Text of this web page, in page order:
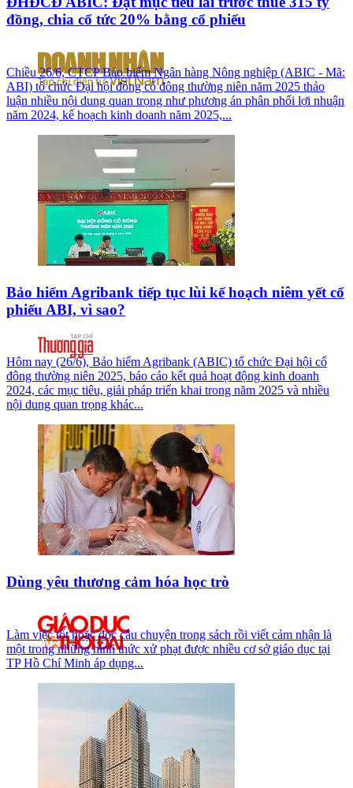
đồng, chia cổ tức 20% bằng cổ phiếu
Chiều 26/6, CTCP Bảo hiểm Ngân hàng Nông nghiệp (ABIC - Mã:
ABI) tổ chức Đại hội đồng cổ đông thường niên năm 2025 thảo
luận nhiều nội dung quan trọng như phương án phân phối lợi nhuận
năm 2024, kế hoạch kinh doanh năm 2025,...
Bảo hiểm Agribank tiếp tục lùi kế hoạch niêm yết cổ
phiếu ABI, vì sao?
Hôm nay (26/6), Bảo hiểm Agribank (ABIC) tổ chức Đại hội cổ
đông thường niên 2025, báo cáo kết quả hoạt động kinh doanh
2024, các mục tiêu, giải pháp triển khai trong năm 2025 và nhiều
nội dung quan trọng khác...
Dùng yêu thương cảm hóa học trò
Làm việc tốt hoặc đọc câu chuyện trong sách rồi viết cảm nhận là
một trong những hình thức xử phạt được nhiều cơ sở giáo dục tại
TP Hồ Chí Minh áp dụng...